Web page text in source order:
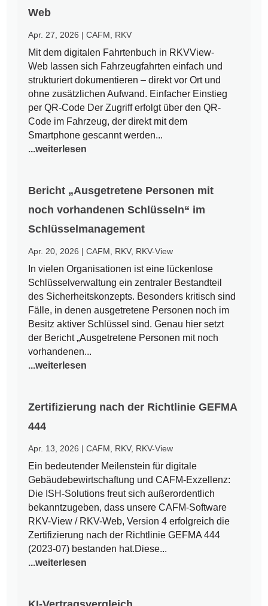
Web
Apr. 27, 2026 |CAFM RKV
Mit dem digitalen Fahrtenbuch in RKVView-
Web lassen sich Fahrzeugfahrten einfach und
strukturiert dokumentieren – direkt vor Ort und
ohne zusätzlichen Aufwand. Einfacher Einstieg
per QR-Code Der Zugriff erfolgt über den QR-
Code im Fahrzeug, der direkt mit dem
Smartphone gescannt werden...
...weiterlesen
Bericht „Ausgetretene Personen mit
noch vorhandenen Schlüsseln“ im
Schlüsselmanagement
Apr. 20, 2026 |CAFM RKV, RKV-View
In vielen Organisationen ist eine lückenlose
Schlüsselverwaltung ein zentraler Bestandteil
des Sicherheitskonzepts. Besonders kritisch sind
Fälle, in denen ausgetretene Personen noch im
Besitz aktiver Schlüssel sind. Genau hier setzt
der Bericht „Ausgetretene Personen mit noch
vorhandenen...
...weiterlesen
Zertifizierung nach der Richtlinie GEFMA
444
Apr. 13, 2026 |CAFM RKV, RKV-View
Ein bedeutender Meilenstein für digitale
Gebäudebewirtschaftung und CAFM-Exzellenz:
Die ISH-Solutions freut sich außerordentlich
bekanntzugeben, dass unsere CAFM-Software
RKV-View / RKV-Web, Version 4 erfolgreich die
Zertifizierung nach der Richtlinie GEFMA 444
(2023-07) bestanden hat.Diese...
...weiterlesen